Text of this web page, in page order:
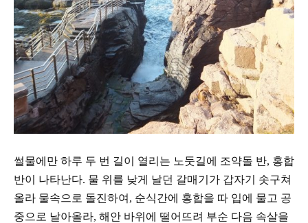
썰물에만 하루 두 번 길이 열리는 노둣길에 조약돌 반, 홍합
반이 나타난다. 물 위를 낮게 날던 갈매기가 갑자기 솟구쳐
올라 물속으로 돌진하여 , 순식간에 홍합을 따 입에 물고 공
중으로 날아올라, 해안 바위에 떨어뜨려 부순 다음 속살을